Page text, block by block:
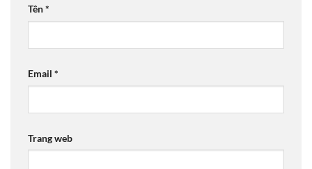
Tên*
Email *
Trang web